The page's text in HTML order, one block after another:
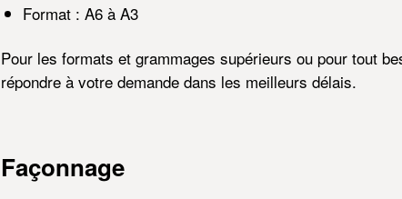
Format : A6 à A3
Pour les formats et grammages supérieurs ou pour tout
répondre à votre demande dans les meilleurs délais.
Façonnage